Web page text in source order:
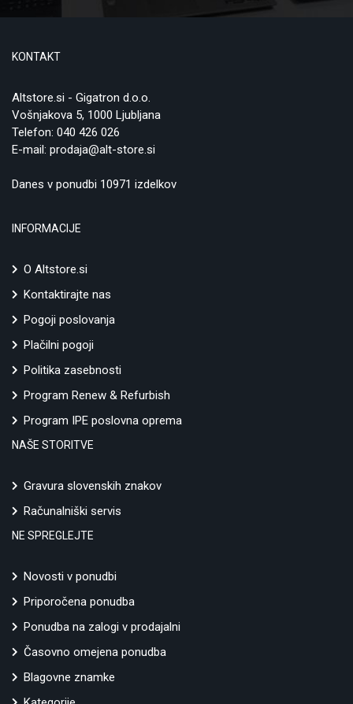
KONTAKT
Altstore.si - Gigatron d.o.o.
Vošnjakova 5, 1000 Ljubljana
Telefon: 040 426 026
E-mail: prodaja@alt-store.si
Danes v ponudbi 10971 izdelkov
INFORMACIJE
O Altstore.si
Kontaktirajte nas
Pogoji poslovanja
Plačilni pogoji
Politika zasebnosti
Program Renew & Refurbish
Program IPE poslovna oprema
NAŠE STORITVE
Gravura slovenskih znakov
Računalniški servis
NE SPREGLEJTE
Novosti v ponudbi
Priporočena ponudba
Ponudba na zalogi v prodajalni
Časovno omejena ponudba
Blagovne znamke